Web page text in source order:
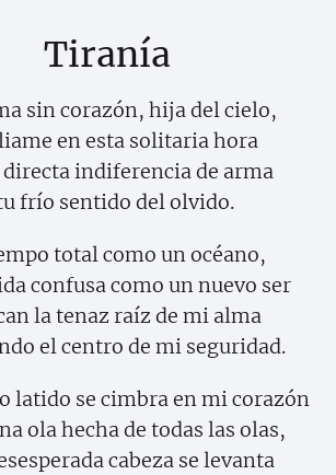
Tiranía
sin corazón, hija del cielo,
en esta solitaria hora
indiferencia de arma
frío sentido del olvido.
total como un océano,
confusa como un nuevo ser
la tenaz raíz de mi alma
el centro de mi seguridad.
latido se cimbra en mi corazón
ola hecha de todas las olas,
cabeza se levanta